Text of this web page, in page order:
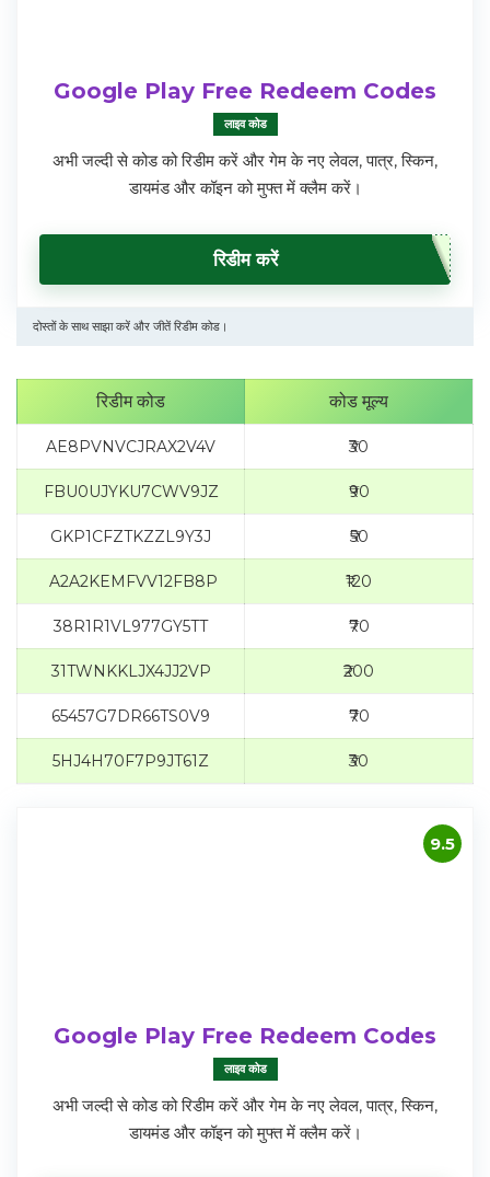
Google Play Free Redeem Codes
लाइव कोड
अभी जल्दी से कोड को रिडीम करें और गेम के नए लेवल, पात्र, स्किन,
डायमंड और कॉइन को मुफ्त में क्लैम करें।
रिडीम करें
दोस्तों के साथ साझा करें और जीतें रिडीम कोड।
रिडीम कोड कोड मूल्य
AE8PVNVCJRAX2V4V ₹30
FBU0UJYKU7CWV9JZ ₹90
GKP1CFZTKZZL9Y3J ₹50
A2A2KEMFVV12FB8P ₹120
38R1R1VL977GY5TT ₹70
31TWNKKLJX4JJ2VP ₹200
65457G7DR66TS0V9 ₹70
5HJ4H70F7P9JT61Z ₹30
9.5
Google Play Free Redeem Codes
लाइव कोड
अभी जल्दी से कोड को रिडीम करें और गेम के नए लेवल, पात्र, स्किन,
डायमंड और कॉइन को मुफ्त में क्लैम करें।